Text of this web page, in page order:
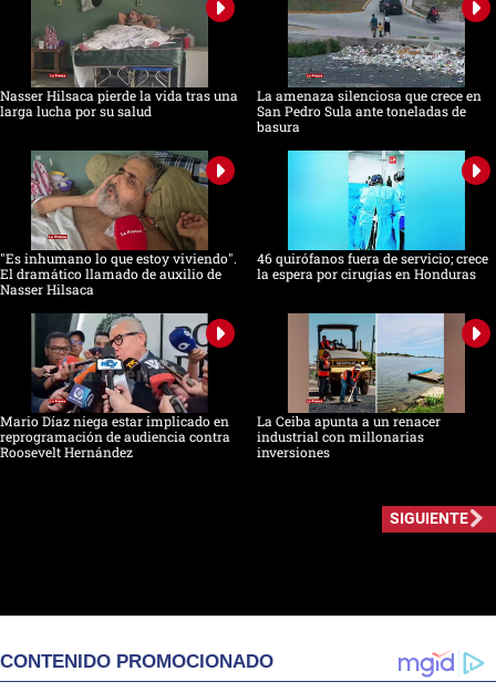
Nasser Hilsaca pierde la vida tras una
larga lucha por su salud
La amenaza silenciosa que crece en
San Pedro Sula ante toneladas de
basura
"Es inhumano lo que estoy viviendo".
El dramático llamado de auxilio de
Nasser Hilsaca
46 quirófanos fuera de servicio; crece
la espera por cirugías en Honduras
Mario Díaz niega estar implicado en
reprogramación de audiencia contra
Roosevelt Hernández
La Ceiba apunta a un renacer
industrial con millonarias
inversiones
SIGUIENTE
CONTENIDO PROMOCIONADO